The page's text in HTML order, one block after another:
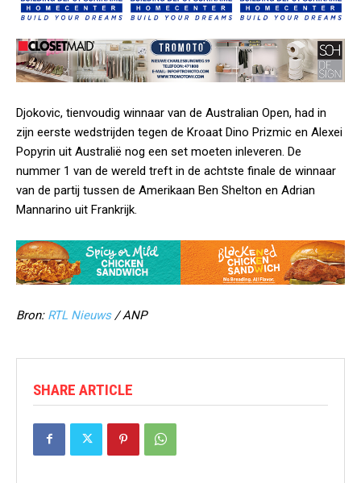
Djokovic, tienvoudig winnaar van de Australian Open, had in
zijn eerste wedstrijden tegen de Kroaat Dino Prizmic en Alexei
Popyrin uit Australië nog een set moeten inleveren. De
nummer 1 van de wereld treft in de achtste finale de winnaar
van de partij tussen de Amerikaan Ben Shelton en Adrian
Mannarino uit Frankrijk.
Bron: RTL Nieuws/ ANP
SHARE ARTICLE